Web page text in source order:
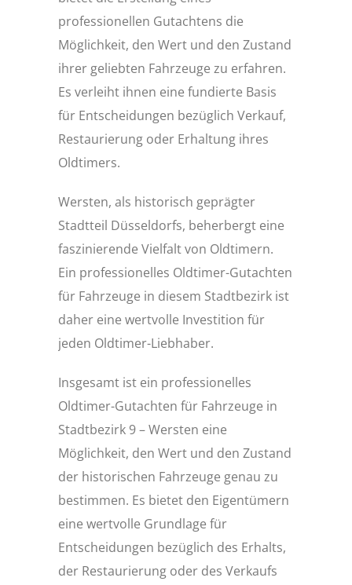
professionellen Gutachtens die
Möglichkeit, den Wert und den Zustand
ihrer geliebten Fahrzeuge zu erfahren.
Es verleiht ihnen eine fundierte Basis
für Entscheidungen bezüglich Verkauf,
Restaurierung oder Erhaltung ihres
Oldtimers.
Wersten, als historisch geprägter
Stadtteil Düsseldorfs, beherbergt eine
faszinierende Vielfalt von Oldtimern.
Ein professionelles Oldtimer-Gutachten
für Fahrzeuge in diesem Stadtbezirk ist
daher eine wertvolle Investition für
jeden Oldtimer-Liebhaber.
Insgesamt ist ein professionelles
Oldtimer-Gutachten für Fahrzeuge in
Stadtbezirk 9 – Wersten eine
Möglichkeit, den Wert und den Zustand
der historischen Fahrzeuge genau zu
bestimmen. Es bietet den Eigentümern
eine wertvolle Grundlage für
Entscheidungen bezüglich des Erhalts,
der Restaurierung oder des Verkaufs